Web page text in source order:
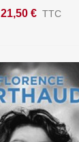
21,50 € TTC